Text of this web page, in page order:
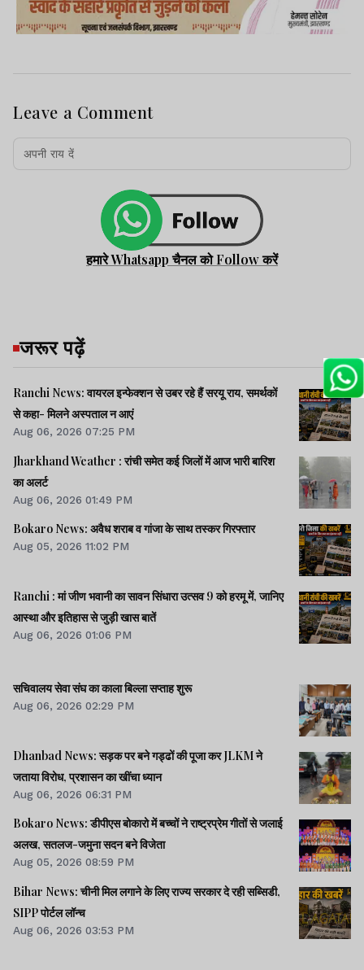
Leave a Comment
हमारे Whatsapp चैनल को Follow करें
जरूर पढ़ें
Ranchi News: वायरल इन्फेक्शन से उबर रहे हैं सरयू राय, समर्थकों
से कहा- मिलने अस्पताल न आएं
Aug 06, 2026 07:25 PM
Jharkhand Weather : रांची समेत कई जिलों में आज भारी बारिश
का अलर्ट
Aug 06, 2026 01:49 PM
Bokaro News: अवैध शराब व गांजा के साथ तस्कर गिरफ्तार
Aug 05, 2026 11:02 PM
Ranchi : मां जीण भवानी का सावन सिंधारा उत्सव 9 को हरमू में, जानिए
आस्था और इतिहास से जुड़ी खास बातें
Aug 06, 2026 01:06 PM
सचिवालय सेवा संघ का काला बिल्ला सप्ताह शुरू
Aug 06, 2026 02:29 PM
Dhanbad News: सड़क पर बने गड्ढों की पूजा कर JLKM ने
जताया विरोध, प्रशासन का खींचा ध्यान
Aug 06, 2026 06:31 PM
Bokaro News: डीपीएस बोकारो में बच्चों ने राष्ट्रप्रेम गीतों से जलाई
अलख, सतलज-जमुना सदन बने विजेता
Aug 05, 2026 08:59 PM
Bihar News: चीनी मिल लगाने के लिए राज्य सरकार दे रही सब्सिडी,
SIPP पोर्टल लॉन्च
Aug 06, 2026 03:53 PM